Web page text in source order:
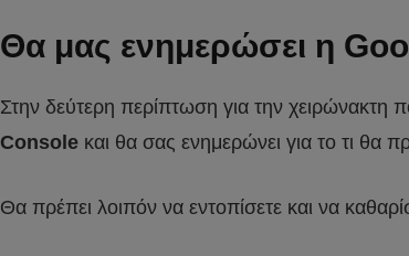
Θα μας ενημερώσει η
Στην δεύτερη περίπτωση για την χειρώνακτη
Console και θα σας ενημερώνει για το τι θα
Θα πρέπει λοιπόν να εντοπίσετε και να